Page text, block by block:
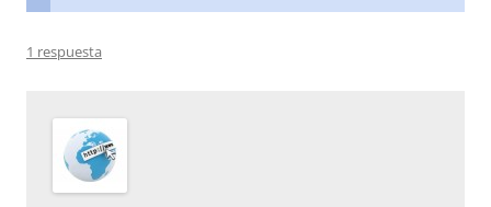
1 respuesta